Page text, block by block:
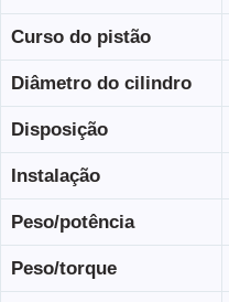
Curso do pistão
Diâmetro do cilindro
Disposição
Instalação
Peso/potência
Peso/torque